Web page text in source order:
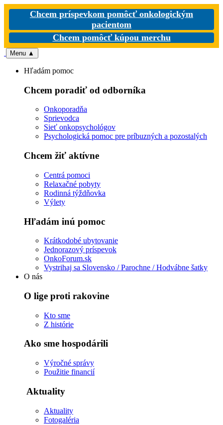
Chcem príspevkom pomôcť onkologickým
pacientom
Chcem pomôcť kúpou merchu
Menu ▲
Hľadám pomoc
Chcem poradiť od odborníka
Onkoporadňa
Sprievodca
Sieť onkopsychológov
Psychologická pomoc pre príbuzných a pozostalých
Chcem žiť aktívne
Centrá pomoci
Relaxačné pobyty
Rodinná týždňovka
Výlety
Hľadám inú pomoc
Krátkodobé ubytovanie
Jednorazový príspevok
OnkoForum.sk
Vystrihaj sa Slovensko / Parochne / Hodvábne šatky
O nás
O lige proti rakovine
Kto sme
Z histórie
Ako sme hospodárili
Výročné správy
Použitie financií
Aktuality
Aktuality
Fotogaléria